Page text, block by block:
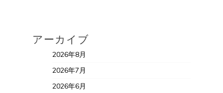
アーカイブ
2026年8月
2026年7月
2026年6月